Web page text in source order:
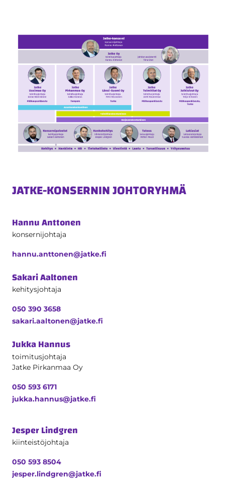
JATKE-KONSERNIN JOHTORYHMÄ
Hannu Anttonen
konsernijohtaja
hannu.anttonen@jatke.fi
Sakari Aaltonen
kehitysjohtaja
050 390 3658
sakari.aaltonen@jatke.fi
Jukka Hannus
toimitusjohtaja
Jatke Pirkanmaa Oy
050 593 6171
jukka.hannus@jatke.fi
Jesper Lindgren
kiinteistöjohtaja
050 593 8504
jesper.lindgren@jatke.fi